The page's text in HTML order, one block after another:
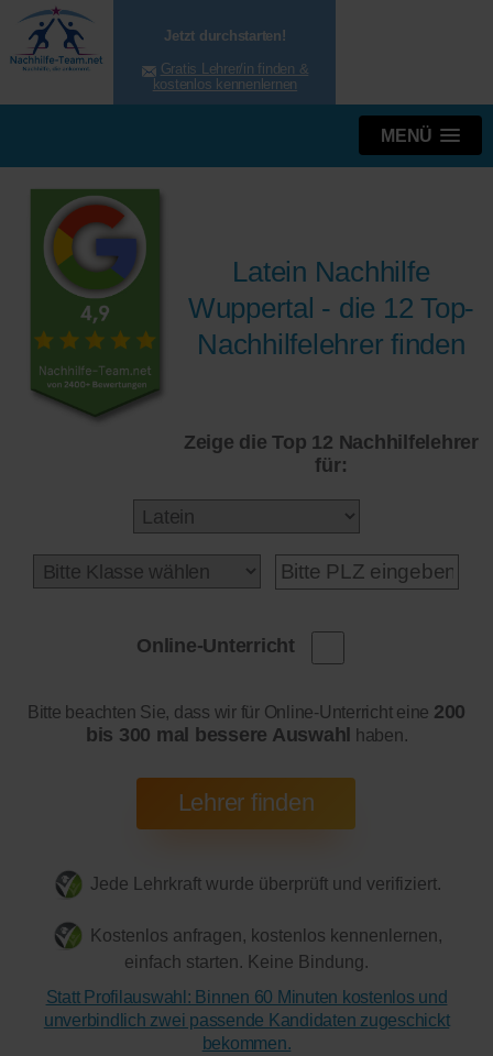
Jetzt durchstarten!
Gratis Lehrer/in finden &
kostenlos kennenlernen
MENÜ
Latein Nachhilfe
Wuppertal - die 12 Top-
Nachhilfelehrer finden
Zeige die Top 12 Nachhilfelehrer
für:
Online-Unterricht
Bitte beachten Sie, dass wir für Online-Unterricht eine 200
bis 300 mal bessere Auswahl haben.
Jede Lehrkraft wurde überprüft und verifiziert.
Kostenlos anfragen, kostenlos kennenlernen,
einfach starten. Keine Bindung.
Statt Profilauswahl: Binnen 60 Minuten kostenlos und
unverbindlich zwei passende Kandidaten zugeschickt
bekommen.